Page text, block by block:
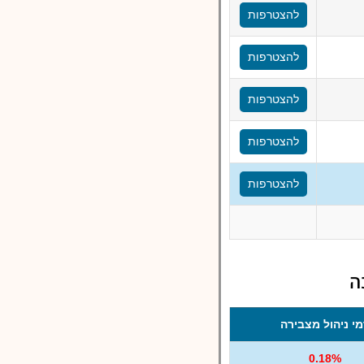
להצטרפות
להצטרפות
להצטרפות
להצטרפות
להצטרפות
ניהול מצבירה
0.18%